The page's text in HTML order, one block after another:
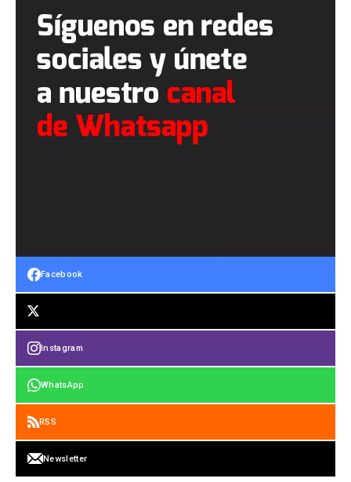
Facebook
Instagram
WhatsApp
RSS
Newsletter